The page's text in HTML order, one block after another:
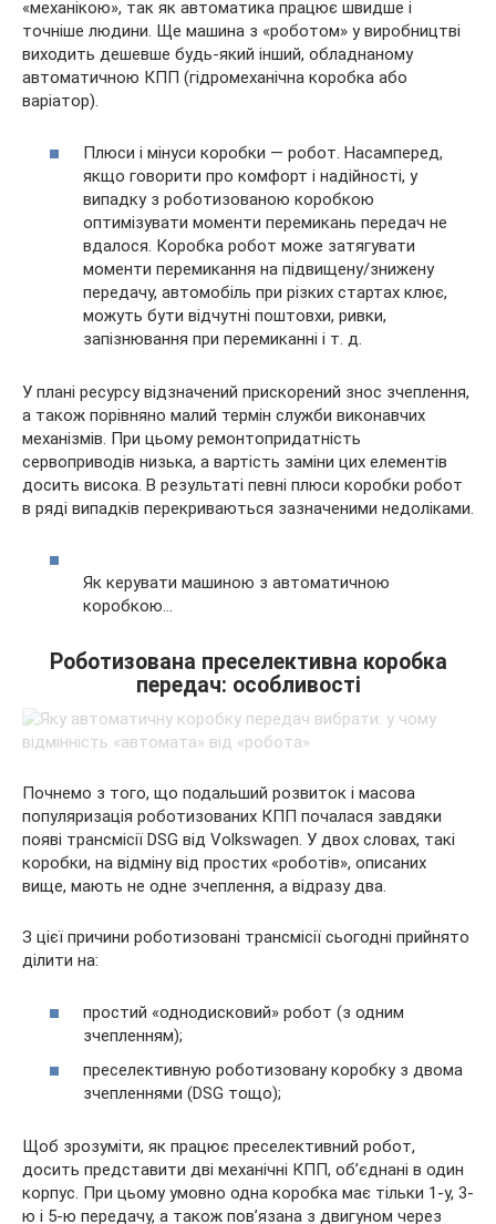
«механікою», так як автоматика працює швидше і
точніше людини. Ще машина з «роботом» у виробництві
виходить дешевше будь-який інший, обладнаному
автоматичною КПП (гідромеханічна коробка або
варіатор).
Плюси і мінуси коробки — робот. Насамперед,
якщо говорити про комфорт і надійності, у
випадку з роботизованою коробкою
оптимізувати моменти перемикань передач не
вдалося. Коробка робот може затягувати
моменти перемикання на підвищену/знижену
передачу, автомобіль при різких стартах клює,
можуть бути відчутні поштовхи, ривки,
запізнювання при перемиканні і т. д.
У плані ресурсу відзначений прискорений знос зчеплення,
а також порівняно малий термін служби виконавчих
механізмів. При цьому ремонтопридатність
сервоприводів низька, а вартість заміни цих елементів
досить висока. В результаті певні плюси коробки робот
в ряді випадків перекриваються зазначеними недоліками.
Як керувати машиною з автоматичною
коробкою…
Роботизована преселективна коробка
передач: особливості
Почнемо з того, що подальший розвиток і масова
популяризація роботизованих КПП почалася завдяки
появі трансмісії DSG від Volkswagen. У двох словах, такі
коробки, на відміну від простих «роботів», описаних
вище, мають не одне зчеплення, а відразу два.
З цієї причини роботизовані трансмісії сьогодні прийнято
ділити на:
простий «однодисковий» робот (з одним
зчепленням);
преселективную роботизовану коробку з двома
зчепленнями (DSG тощо);
Щоб зрозуміти, як працює преселективний робот,
досить представити дві механічні КПП, об’єднані в один
корпус. При цьому умовно одна коробка має тільки 1-у, 3-
ю і 5-ю передачу, а також пов’язана з двигуном через